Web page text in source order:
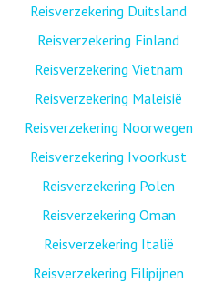
Reisverzekering Duitsland
Reisverzekering Finland
Reisverzekering Vietnam
Reisverzekering Maleisië
Reisverzekering Noorwegen
Reisverzekering Ivoorkust
Reisverzekering Polen
Reisverzekering Oman
Reisverzekering Italië
Reisverzekering Filipijnen